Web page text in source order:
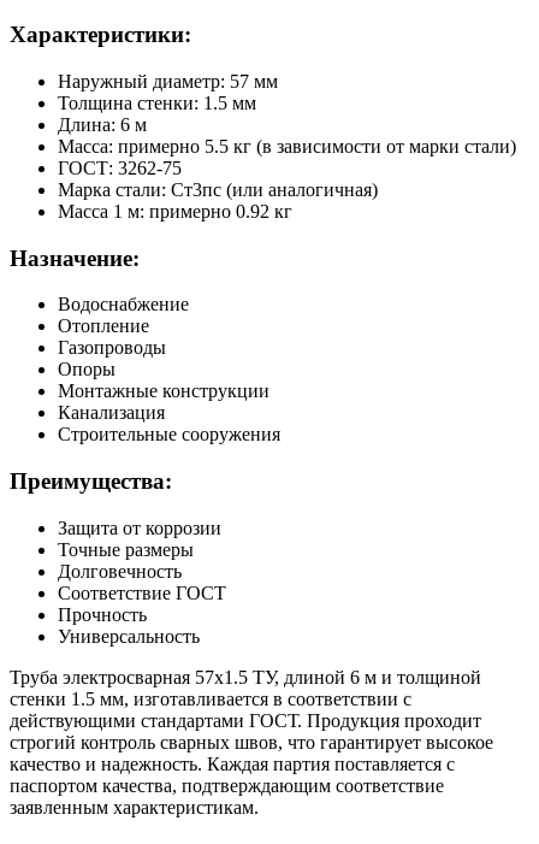
Характеристики:
Наружный диаметр: 57 мм
Толщина стенки: 1.5 мм
Длина: 6 м
Масса: примерно 5.5 кг (в зависимости от марки стали)
ГОСТ: 3262-75
Марка стали: Ст3пс (или аналогичная)
Масса 1 м: примерно 0.92 кг
Назначение:
Водоснабжение
Отопление
Газопроводы
Опоры
Монтажные конструкции
Канализация
Строительные сооружения
Преимущества:
Защита от коррозии
Точные размеры
Долговечность
Соответствие ГОСТ
Прочность
Универсальность
Труба электросварная 57х1.5 ТУ, длиной 6 м и толщиной
стенки 1.5 мм, изготавливается в соответствии с
действующими стандартами ГОСТ. Продукция проходит
строгий контроль сварных швов, что гарантирует высокое
качество и надежность. Каждая партия поставляется с
паспортом качества, подтверждающим соответствие
заявленным характеристикам.